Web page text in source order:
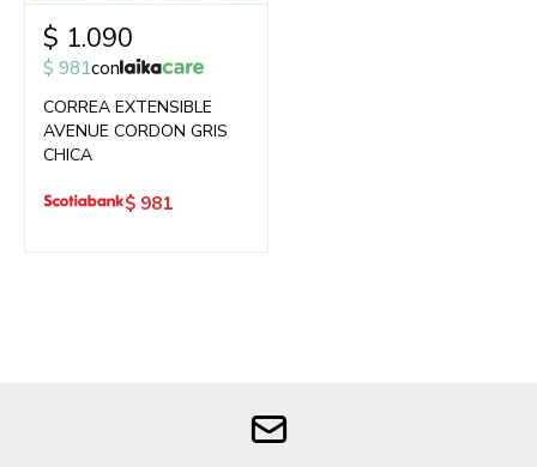
$ 1.090
$ 981con
CORREA EXTENSIBLE
AVENUE CORDON GRIS
CHICA
$ 981